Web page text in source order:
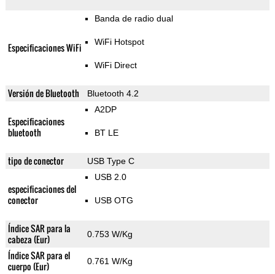
Especificaciones WiFi
Banda de radio dual
WiFi Hotspot
WiFi Direct
Versión de Bluetooth Bluetooth 4.2
Especificaciones
bluetooth
A2DP
BT LE
tipo de conector USB Type C
especificaciones del
conector
USB 2.0
USB OTG
Índice SAR para la
cabeza (Eur)
0.753 W/Kg
Índice SAR para el
cuerpo (Eur)
0.761 W/Kg